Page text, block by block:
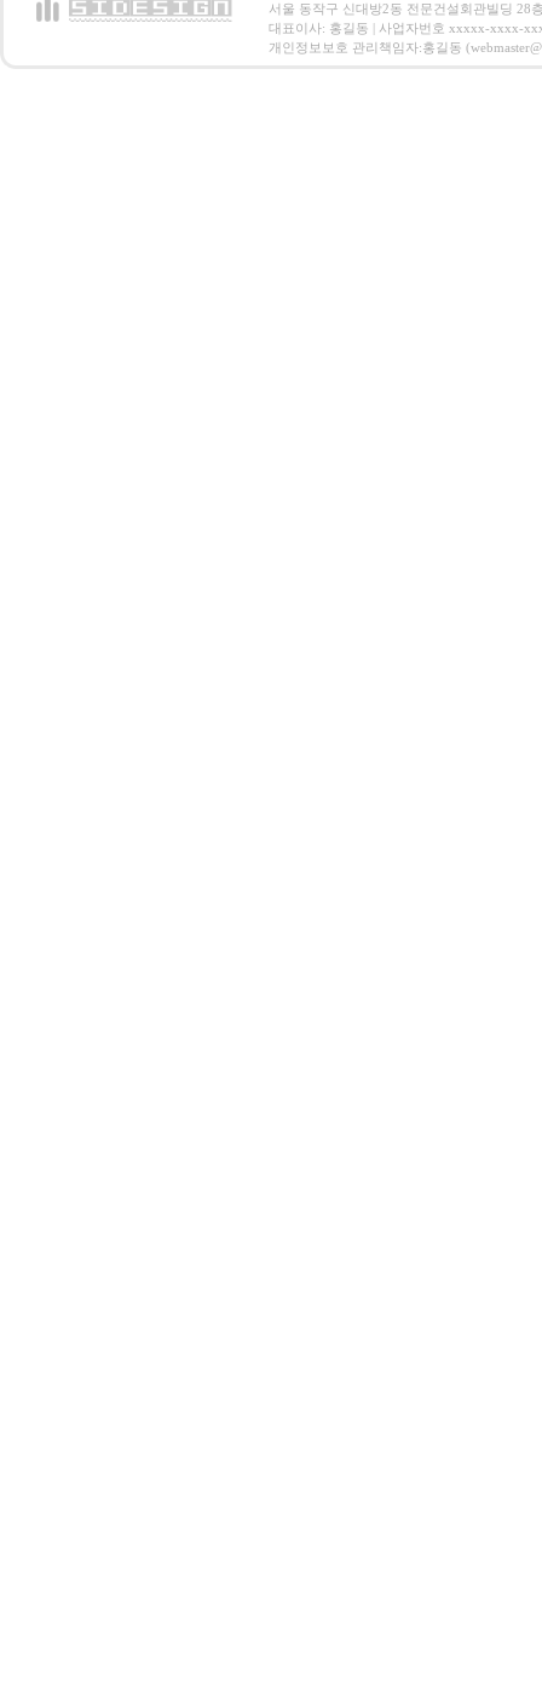
서울 동작구 신대방2동 전문건설회관빌딩 28
대표이사: 홍길동 | 사업자번호 xxxxx-xxxx-
개인정보보호 관리책임자:홍길동